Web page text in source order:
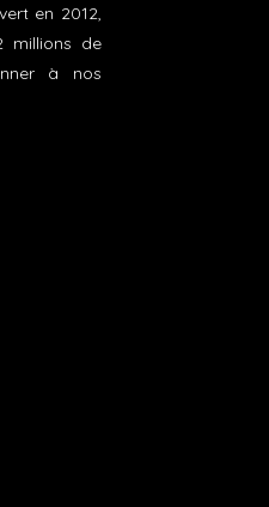
en 2012,
millions de
à nos